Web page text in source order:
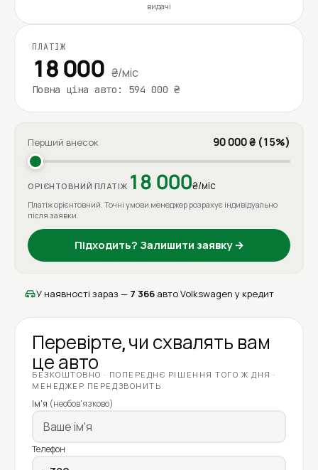
видачі
ПЛАТІЖ
18 000 ₴/міс
Повна ціна авто: 594 000 ₴
Перший внесок 90 000 ₴ (15%)
ОРІЄНТОВНИЙ ПЛАТІЖ 18 000₴/міс
Платіж орієнтовний. Точні умови менеджер розрахує індивідуально
після заявки.
Підходить? Залишити заявку →
У наявності зараз — 7 366 авто Volkswagen у кредит
Перевірте, чи схвалять вам
це авто
БЕЗКОШТОВНО · ПОПЕРЕДНЄ РІШЕННЯ ТОГО Ж ДНЯ ·
МЕНЕДЖЕР ПЕРЕДЗВОНИТЬ
Ім'я (необов'язково)
Телефон